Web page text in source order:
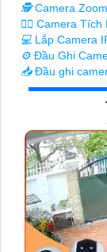
🕵️Camera
🧛‍♀️ Camera Tích
💻 Lắp Camera
⚙️ Đầu Ghi
📥Đầu ghi